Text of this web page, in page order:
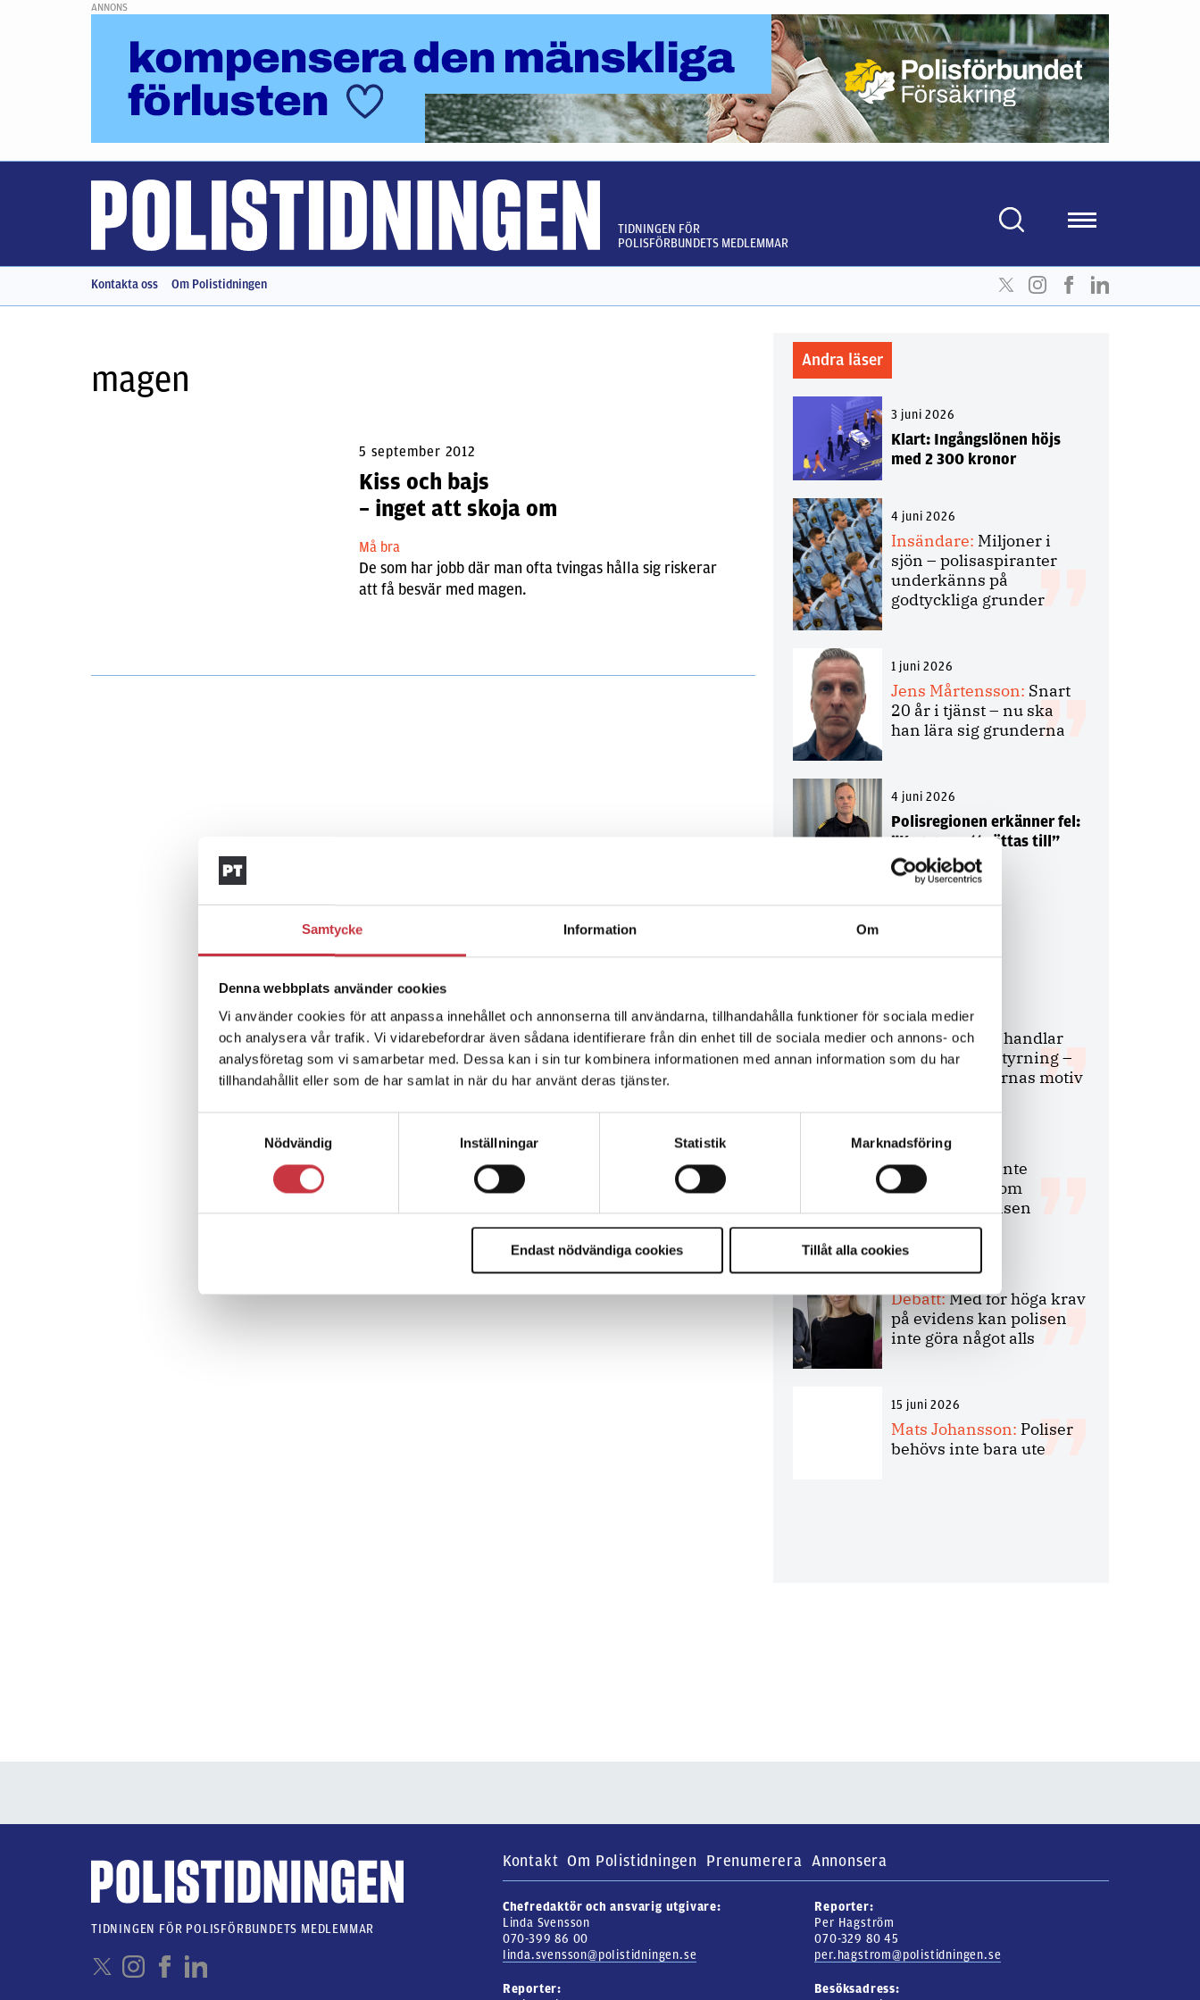
Samtycke Information Om
Denna webbplats använder cookies
Vi använder cookies för att anpassa innehållet och annonserna till användarna, tillhandahålla funktioner för sociala medier
och analysera vår trafik. Vi vidarebefordrar även sådana identifierare från din enhet till de sociala medier och annons- och
analysföretag som vi samarbetar med. Dessa kan i sin tur kombinera informationen med annan information som du har
tillhandahållit eller som de har samlat in när du har använt deras tjänster.
Nödvändig
Inställningar Statistik Marknadsföring
Endast nödvändiga cookies Tillåt alla cookies
ANNONS
TIDNINGEN FÖR
POLISFÖRBUNDETS MEDLEMMAR
Kontakta oss Om Polistidningen
magen
5 september 2012
Kiss och bajs
– inget att skoja om
Må bra
De som har jobb där man ofta tvingas hålla sig riskerar
att få besvär med magen.
Andra läser
3 juni 2026
Klart: Ingångslönen höjs
med 2 300 kronor
4 juni 2026
Insändare: Miljoner i
sjön – polisaspiranter
underkänns på
godtyckliga grunder
1 juni 2026
Jens Mårtensson: Snart
20 år i tjänst – nu ska
han lära sig grunderna
4 juni 2026
Polisregionen erkänner fel:
”Kommer att rättas till”
Debatt
9 juli 2026
Slutreplik:Det handlar
om kunskapsstyrning –
inte om forskarnas motiv
8 juli 2026
Replik:
Det är inte
evidenskrav som
bakbinder polisen
7 juli 2026
Debatt:Med för höga krav
på evidens kan polisen
inte göra något alls
15 juni 2026
Mats Johansson: Poliser
behövs inte bara ute
Kontakt Om Polistidningen Prenumerera Annonsera
Chefredaktör och ansvarig utgivare:
Linda Svensson
070-399 86 00
linda.svensson@polistidningen.se
Reporter:
Per Hagström
070-329 80 45
per.hagstrom@polistidningen.se
Reporter:
Besöksadress:
TIDNINGEN FÖR POLISFÖRBUNDETS MEDLEMMAR